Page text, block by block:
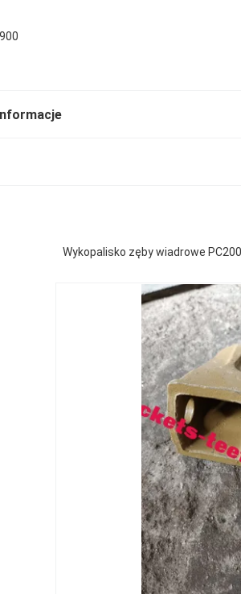
Wykopalisko zęby wiadrowe